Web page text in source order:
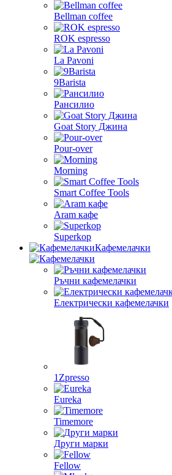
Bellman coffee
ROK espresso
La Pavoni
9Barista
Рансилио
Goat Story Джина
Pour-over
Morning
Smart Coffee Tools
Aram кафе
Superkop
Кафемелачки
Ръчни кафемелачки
Електрически кафемелачки
1Zpresso
Eureka
Timemore
Други марки
Fellow